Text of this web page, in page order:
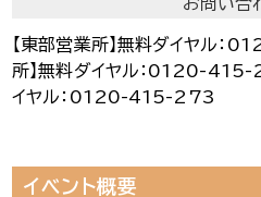
【東部営業所】無料ダイヤル
所】無料ダイヤル：0120-
イヤル：0120-415-273
イベント概要